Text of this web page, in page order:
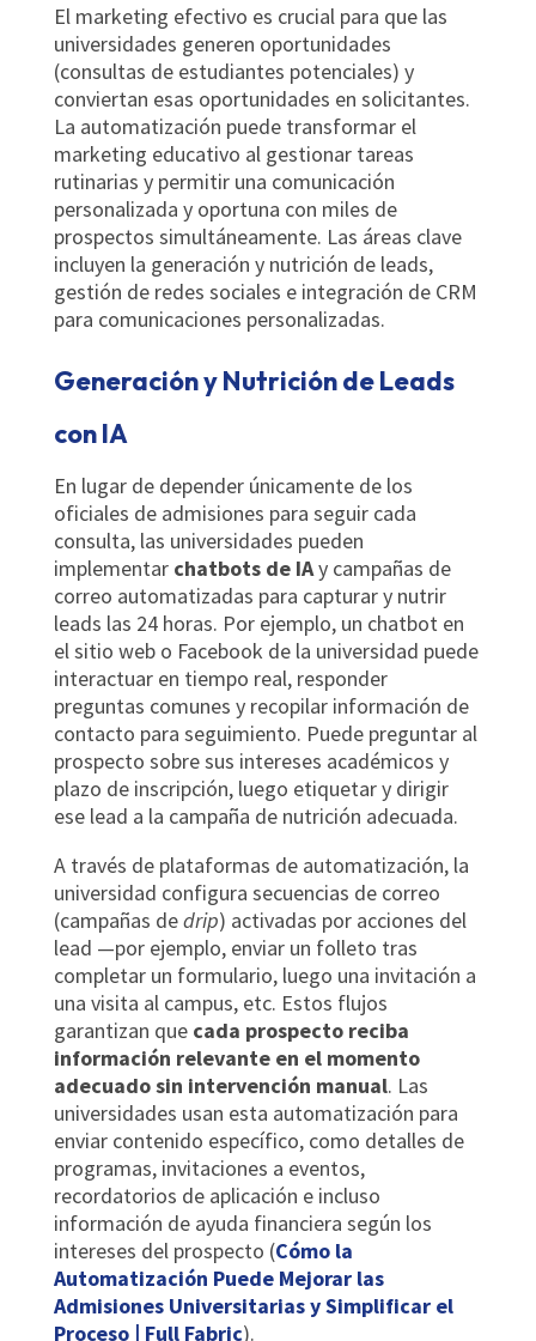
El marketing efectivo es crucial para que las
universidades generen oportunidades
(consultas de estudiantes potenciales) y
conviertan esas oportunidades en solicitantes.
La automatización puede transformar el
marketing educativo al gestionar tareas
rutinarias y permitir una comunicación
personalizada y oportuna con miles de
prospectos simultáneamente. Las áreas clave
incluyen la generación y nutrición de leads,
gestión de redes sociales e integración de CRM
para comunicaciones personalizadas.
Generación y Nutrición de Leads
con IA
En lugar de depender únicamente de los
oficiales de admisiones para seguir cada
consulta, las universidades pueden
implementar chatbots de IAy campañas de
correo automatizadas para capturar y nutrir
leads las 24 horas. Por ejemplo, un chatbot en
el sitio web o Facebook de la universidad puede
interactuar en tiempo real, responder
preguntas comunes y recopilar información de
contacto para seguimiento. Puede preguntar al
prospecto sobre sus intereses académicos y
plazo de inscripción, luego etiquetar y dirigir
ese lead a la campaña de nutrición adecuada.
A través de plataformas de automatización, la
universidad configura secuencias de correo
(campañas dedrip) activadas por acciones del
lead —por ejemplo, enviar un folleto tras
completar un formulario, luego una invitación a
una visita al campus, etc. Estos flujos
garantizan que cada prospecto reciba
información relevante en el momento
adecuado sin intervención manual. Las
universidades usan esta automatización para
enviar contenido específico, como detalles de
programas, invitaciones a eventos,
recordatorios de aplicación e incluso
información de ayuda financiera según los
intereses del prospecto (Cómo la
Automatización Puede Mejorar las
Admisiones Universitarias y Simplificar el
Proceso | Full Fabric).